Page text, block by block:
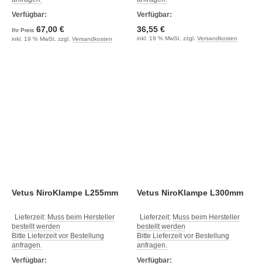
Verfügbar:
Ihr Preis 67,00 €
inkl. 19 % MwSt. zzgl. Versandkosten
Verfügbar:
36,55 €
inkl. 19 % MwSt. zzgl. Versandkosten
Vetus NiroKlampe L255mm
Lieferzeit: Muss beim Hersteller
bestellt werden
Bitte Lieferzeit vor Bestellung
anfragen.
Verfügbar:
Vetus NiroKlampe L300mm
Lieferzeit: Muss beim Hersteller
bestellt werden
Bitte Lieferzeit vor Bestellung
anfragen.
Verfügbar: